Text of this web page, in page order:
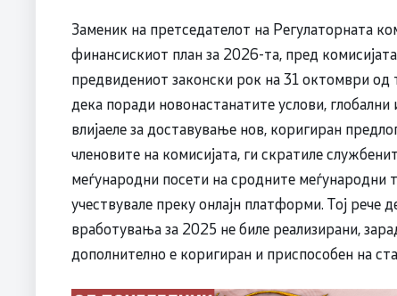
Заменик на претседателот на Регулаторната
финансискиот план за 2026-та, пред
предвидениот законски рок на 31 октомври од
дека поради новонастанатите услови,
влијаеле за доставување нов, коригиран
членовите на комисијата, ги скратиле
меѓународни посети на сродните меѓународни
учествувале преку онлајн платформи. Тој рече
вработувања за 2025 не биле реализирани,
дополнително е коригиран и приспособен на